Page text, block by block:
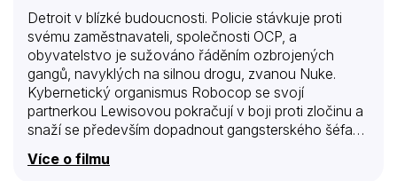
Detroit v blízké budoucnosti. Policie stávkuje proti
svému zaměstnavateli, společnosti OCP, a
obyvatelstvo je sužováno řáděním ozbrojených
gangů, navyklých na silnou drogu, zvanou Nuke.
Kybernetický organismus Robocop se svojí
partnerkou Lewisovou pokračují v boji proti zločinu a
snaží se především dopadnout gangsterského šéfa
Caina. Robocop však padne do Cainovy pasti.
Gangsteři ho rozřežou na kusy, které posměšně
Více o filmu